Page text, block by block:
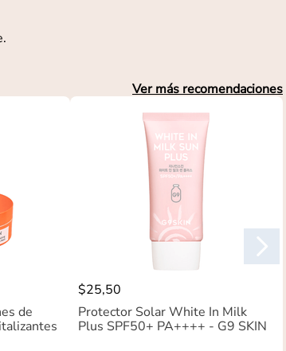
Ver más recomendaciones
de
$25,50
Protector Solar White In Milk
Plus SPF50+ PA++++ - G9 SKIN